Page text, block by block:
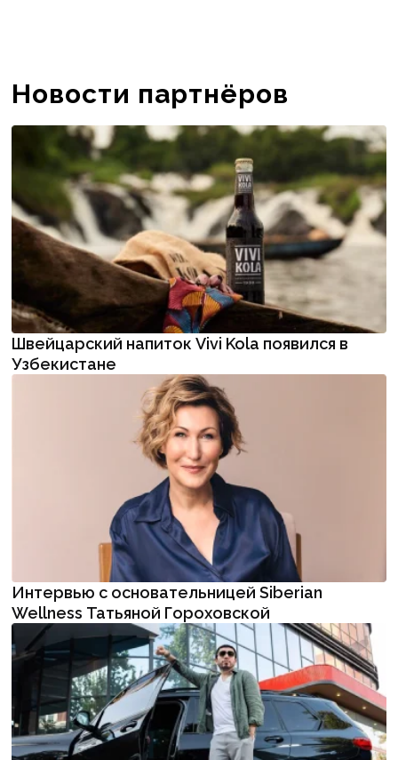
Новости партнёров
Швейцарский напиток Vivi Kola появился в
Узбекистане
Интервью с основательницей Siberian
Wellness Татьяной Гороховской